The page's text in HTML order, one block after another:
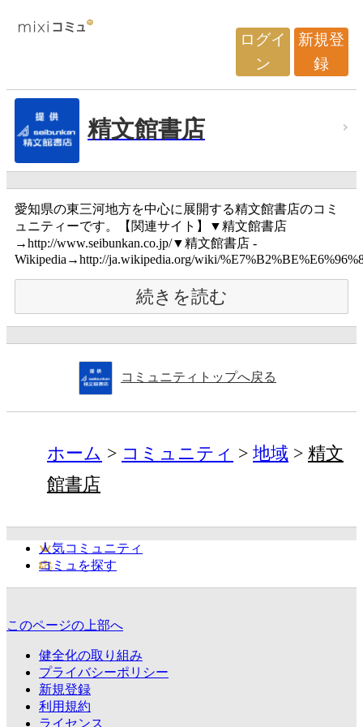
ログイ
ン
新規登
録
精文館書店
愛知県の東三河地方を中心に展開する精文館書店のコミ
ュニティーです。【関連サイト】▼精文館書店
→http://www.seibunkan.co.jp/▼精文館書店 -
Wikipedia→http://ja.wikipedia.org/wiki/
続きを読む
コミュニティトップへ戻る
ホーム コミュニティ 地域
精文
館書店
人気コミュニティ
コミュを探す
このページの上部へ
健全化の取り組み
プライバシーポリシー
新規登録
利用規約
ライセンス